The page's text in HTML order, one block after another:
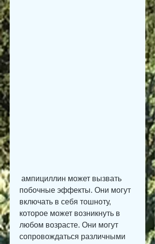
побочные эффекты. Они могут
включать в себя тошноту,
которое может возникнуть в
любом возрасте. Они могут
сопровождаться различными